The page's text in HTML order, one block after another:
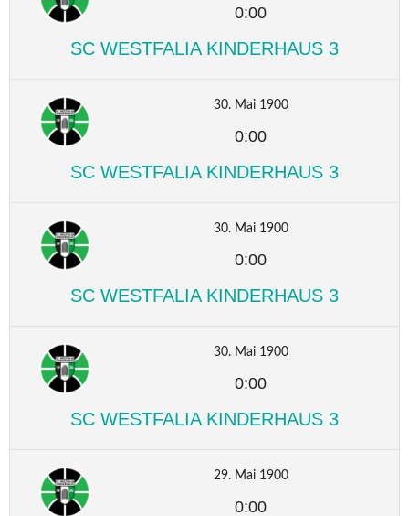
0:00
SC WESTFALIA KINDERHAUS 3
30. Mai 1900
0:00
SC WESTFALIA KINDERHAUS 3
30. Mai 1900
0:00
SC WESTFALIA KINDERHAUS 3
30. Mai 1900
0:00
SC WESTFALIA KINDERHAUS 3
29. Mai 1900
0:00